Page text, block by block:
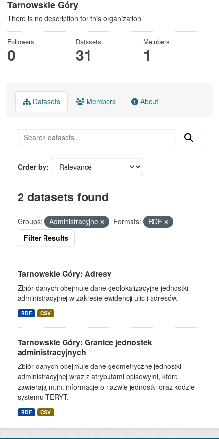
Tarnowskie Góry
There is no description for this organization
Followers
0
Datasets
31
Members
1
Datasets Members About
Order by
2 datasets found
Groups: Administracyjne Formats:
RDF
Filter Results
Tarnowskie Góry: Adresy
Zbiór danych obejmuje dane geolokalizacyjne jednostki
administracyjnej w zakresie ewidencji ulic i adresów.
RDF CSV
Tarnowskie Góry: Granice jednostek
administracyjnych
Zbiór danych obejmuje dane geometryczne jednostki
administracyjnej wraz z atrybutami opisowymi, które
zawierają m.in. informacje o nazwie jednostki oraz kodzie
systemu TERYT.
RDF CSV